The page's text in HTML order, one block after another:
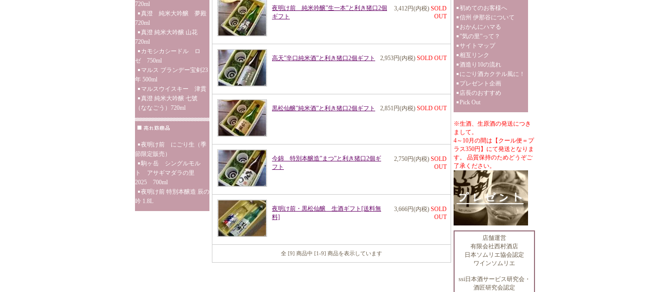
720ml
真澄 純米大吟醸 夢殿
720ml
真澄 純米大吟醸 山花
720ml
カモシカシードル ロ
ゼ 750ml
マルス ブランデー宝剣23
年 500ml
マルスウイスキー 津貫
真澄 純米大吟醸 七號
（ななごう）720ml
夜明け前 にごり生（季
節限定販売）
駒ヶ岳 シングルモル
ト アサギマダラの里
2025 700ml
夜明け前 特別本醸造 辰の
吟 1.8L
夜明け前 純米吟醸”生一本”と利き猪口2個
ギフト
3,412円(内税) SOLD
OUT
高天”辛口純米酒”と利き猪口2個ギフト 2,953円(内税) SOLD OUT
黒松仙醸”純米酒”と利き猪口2個ギフト 2,851円(内税) SOLD OUT
今錦 特別本醸造”まつ”と利き猪口2個ギ
フト
2,750円(内税) SOLD
OUT
夜明け前・黒松仙醸 生酒ギフト[送料無
料]
3,666円(内税) SOLD
OUT
全 [9] 商品中 [1-9] 商品を表示しています
初めてのお客様へ
信州 伊那谷について
おかんにハマる
”気の里”って？
サイトマップ
相互リンク
酒造り10の流れ
にごり酒カクテル風に！
プレゼント企画
店長のおすすめ
Pick Out
※生酒、生原酒の発送につき
まして。
4～10月の間は【クール便＝プ
ラス350円】にて発送となりま
す。 品質保持のためどうぞご
了承ください。
店舗運営
有限会社西村酒店
日本ソムリエ協会認定
ワインソムリエ
ssi日本酒サービス研究会・
酒匠研究会認定